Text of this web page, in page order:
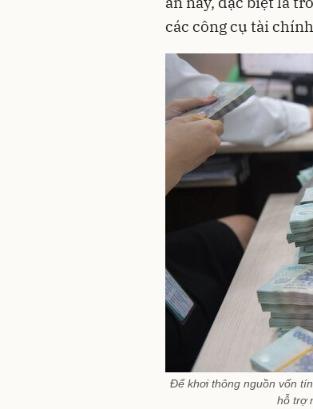
các công cụ tài
Để khơi thông nguồn vốn
hỗ trợ